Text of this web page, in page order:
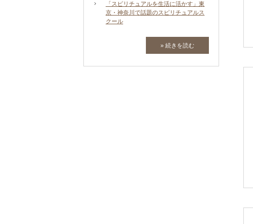
「スピリチュアルを生活に活かす」東
京・神奈川で話題のスピリチュアルス
クール
» 続きを読む